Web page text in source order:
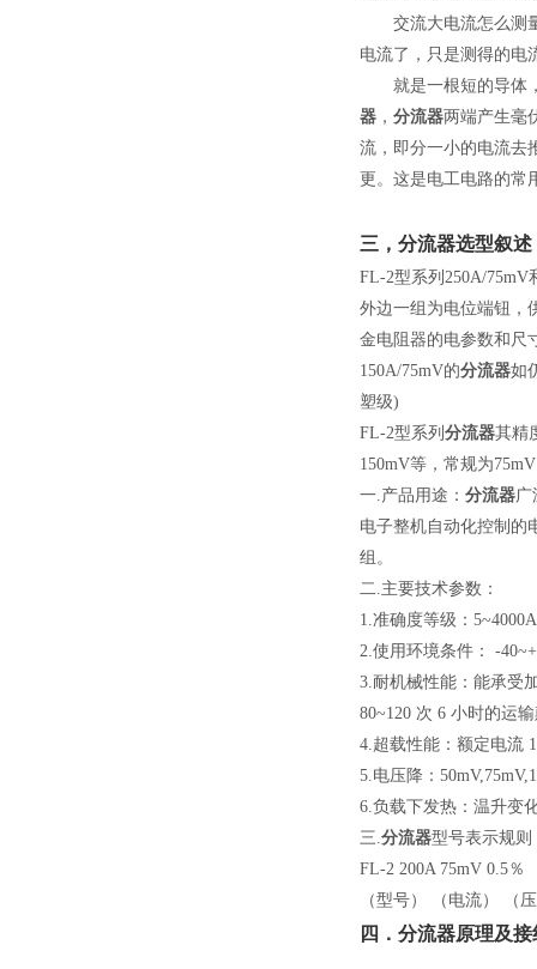
交流大电流怎么测量
电流了，只是测得的电
就是一根短的导体，
器 ， 分流器两端产生毫
流，即分一小的电流去
更。这是电工电路的常
三， 分流器选型叙述
FL-2型系列250A/75mV
外边一组为电位端钮，
金电阻器的电参数和尺
150A/75mV的分流器如
塑级)
FL-2型系列 分流器其精
150mV等，常规为
一.产品用途： 分流器广
电子整机自动化控制的
组。
二.主要技术参数：
1.准确度等级：
2.使用环境条件： -
3.耐机械性能：能承受
80~120 次 6 小时的运
4.超载性能：额定电流
5.电压降：
6.负载下发热：温升变
三.分流器型号表示规则
FL-2 200A 75mV 0.5％
（型号） （电流） （
四． 分流器原理及